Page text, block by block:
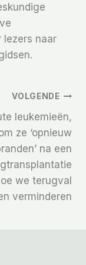
lezers naar
VOLGENDE
leukemieën,
ze ‘opnieuw
na een
we terugval
verminderen